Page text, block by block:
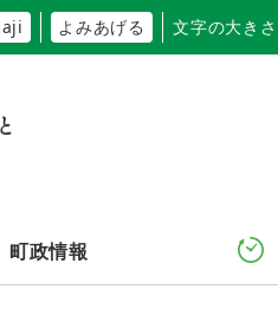
よみあげる 文字の大きさ
町政情報